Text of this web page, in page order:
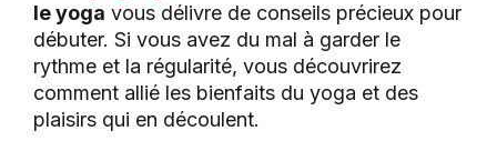
le yoga vous délivre de conseils précieux pour
débuter. Si vous avez du mal à garder le
rythme et la régularité, vous découvrirez
comment allié les bienfaits du yoga et des
plaisirs qui en découlent.